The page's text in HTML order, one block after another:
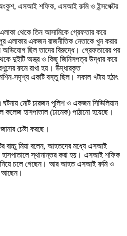
এসআই শফিক, এসআই রুমি ও ইন্সপেক্টর
থেকে তিন আসামিকে গ্রেফতার করে
এলাকার একজন রাজনীতিক নেতাকে খুন করার
অভিযোগ ছিল তাদের বিরুদ্ধে। গ্রেফতারের পর
দুইটি অস্ত্র ও কিছু জিনিসপত্র উদ্ধার করে
রুমে রাখা হয়। উদ্ধারকৃত
সদৃশ্য একটি বস্তু ছিল। সকাল ৭টায় হঠাৎ
মোট চারজন পুলিশ ও একজন সিভিলিয়ান
হাসপাতাল (ঢামেক) পাঠানো হয়েছে।
চেষ্টা করছে।
বাচ্চু মিয়া বলেন, আহতদের মধ্যে এসআই
হাসপাতালে স্থানান্তর করা হয়। এসআই শফিক
নিয়ে চলে গেছেন। আর আহত এসআই রুমি ও
আছেন।